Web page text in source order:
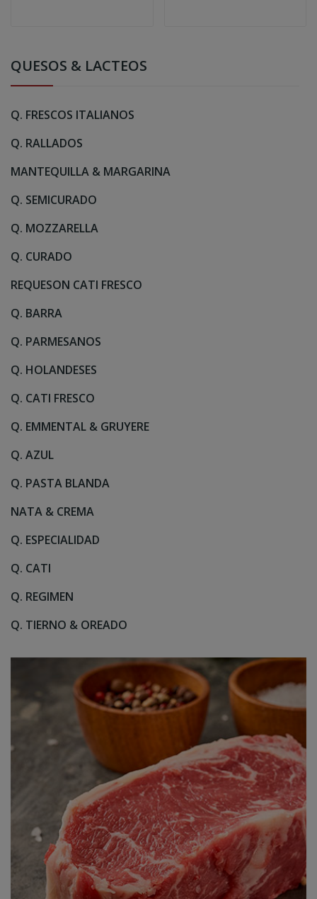
QUESOS & LACTEOS
Q. FRESCOS ITALIANOS
Q. RALLADOS
MANTEQUILLA & MARGARINA
Q. SEMICURADO
Q. MOZZARELLA
Q. CURADO
REQUESON CATI FRESCO
Q. BARRA
Q. PARMESANOS
Q. HOLANDESES
Q. CATI FRESCO
Q. EMMENTAL & GRUYERE
Q. AZUL
Q. PASTA BLANDA
NATA & CREMA
Q. ESPECIALIDAD
Q. CATI
Q. REGIMEN
Q. TIERNO & OREADO